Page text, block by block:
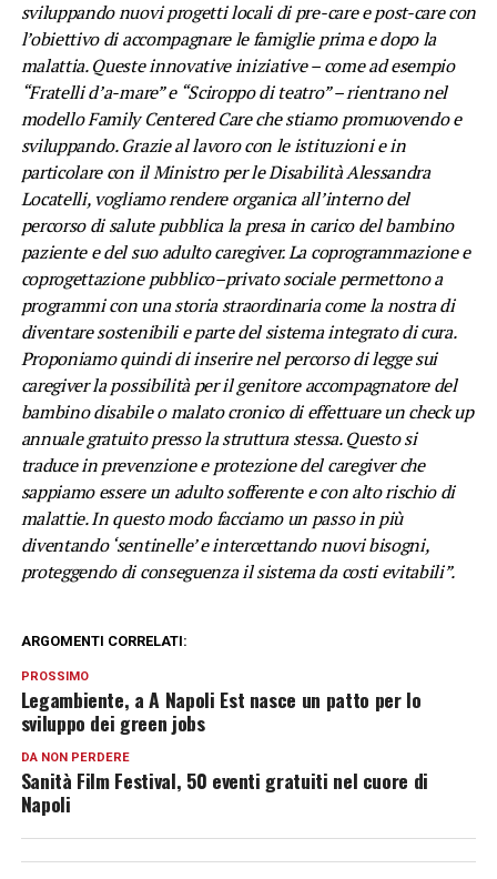
sviluppando nuovi progetti locali di pre-care e post-care con
l’obiettivo di accompagnare le famiglie prima e dopo la
malattia. Queste innovative iniziative – come ad esempio
“Fratelli d’a-mare” e “Sciroppo di teatro” – rientrano nel
modello Family Centered Care che stiamo promuovendo e
sviluppando. Grazie al lavoro con le istituzioni e in
particolare con il Ministro per le Disabilità Alessandra
Locatelli, vogliamo rendere organica all’interno del
percorso di salute pubblica la presa in carico del bambino
paziente e del suo adulto caregiver. La coprogrammazione e
coprogettazione pubblico–privato sociale permettono a
programmi con una storia straordinaria come la nostra di
diventare sostenibili e parte del sistema integrato di cura.
Proponiamo quindi di inserire nel percorso di legge sui
caregiver la possibilità per il genitore accompagnatore del
bambino disabile o malato cronico di effettuare un check up
annuale gratuito presso la struttura stessa. Questo si
traduce in prevenzione e protezione del caregiver che
sappiamo essere un adulto sofferente e con alto rischio di
malattie. In questo modo facciamo un passo in più
diventando ‘sentinelle’ e intercettando nuovi bisogni,
proteggendo di conseguenza il sistema da costi evitabili”.
ARGOMENTI CORRELATI:
PROSSIMO
Legambiente, a A Napoli Est nasce un patto per lo
sviluppo dei green jobs
DA NON PERDERE
Sanità Film Festival, 50 eventi gratuiti nel cuore di
Napoli